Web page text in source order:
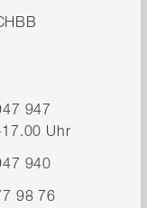
947
Uhr
940
98 76